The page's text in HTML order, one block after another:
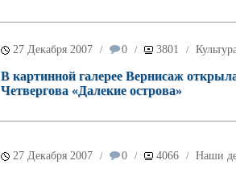
27 Декабря 2007 / 0 / 3801 /
В картинной галерее Вернисаж
Четвергова «Далекие острова»
27 Декабря 2007 / 0 / 4066 / Наши